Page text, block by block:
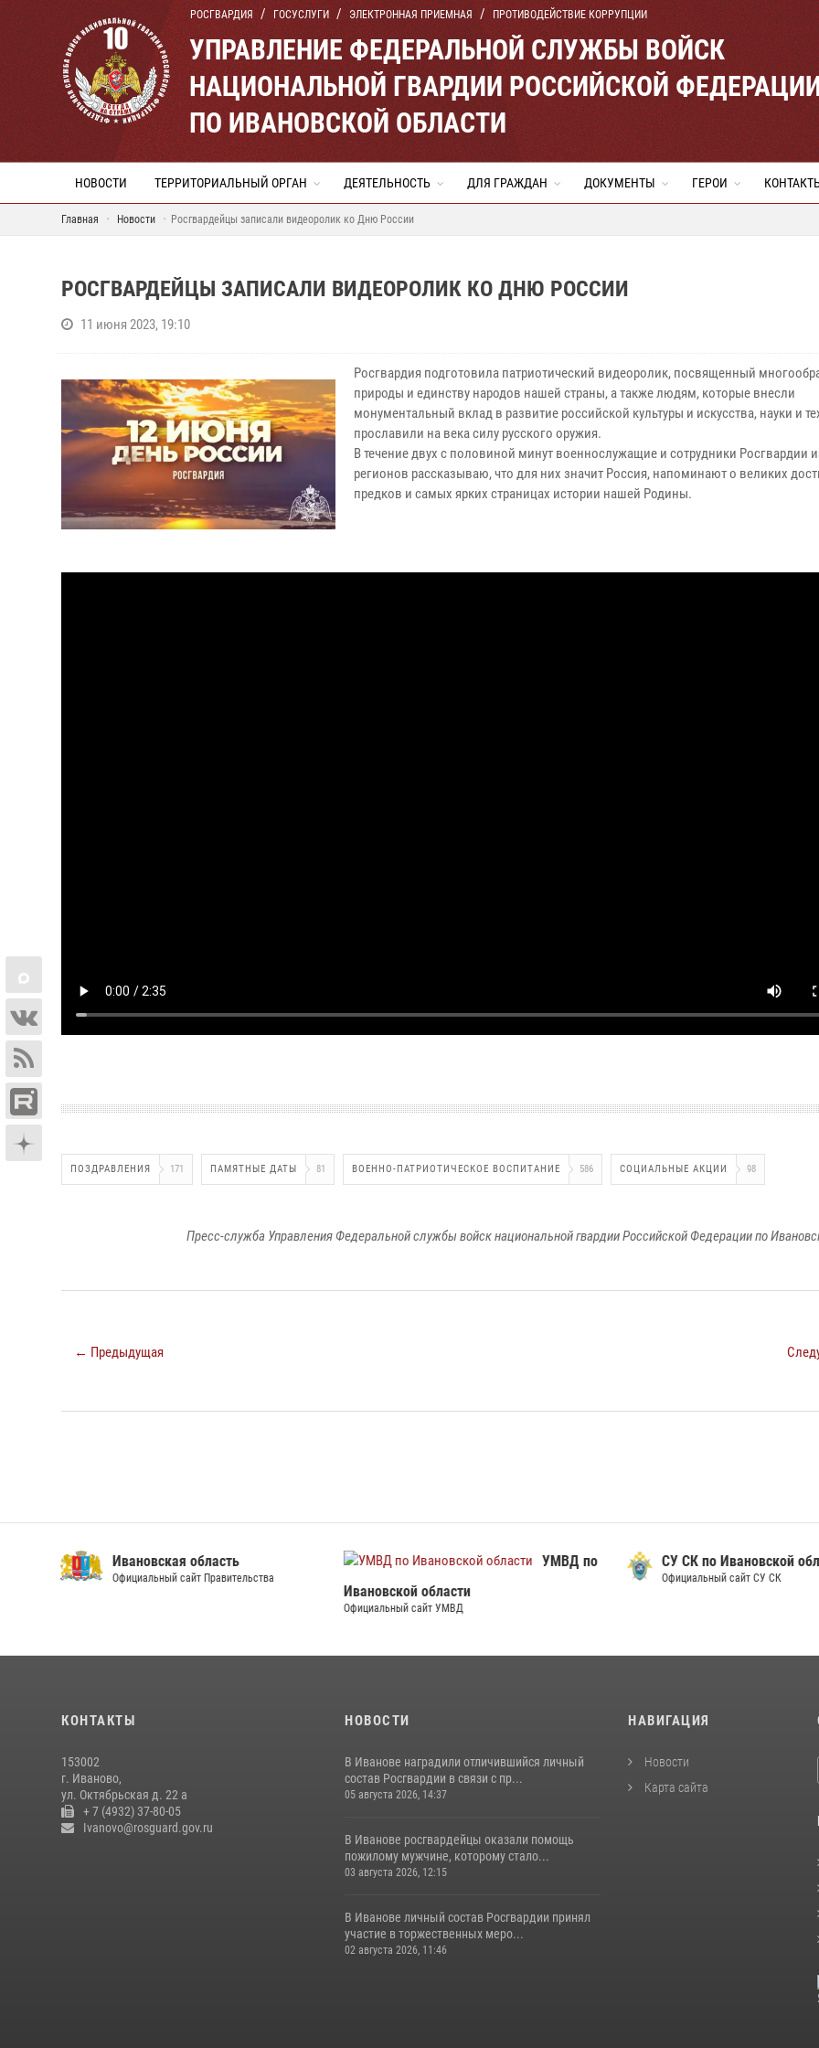
РОСГВАРДИЯ ГОСУСЛУГИ ЭЛЕКТРОННАЯ ПРИЕМНАЯ ПРОТИВОДЕЙСТВИЕ КОРРУПЦИИ
УПРАВЛЕНИЕ ФЕДЕРАЛЬНОЙ СЛУЖБЫ ВОЙСК
НАЦИОНАЛЬНОЙ ГВАРДИИ РОССИЙСКОЙ
ПО ИВАНОВСКОЙ ОБЛАСТИ
НОВОСТИ ТЕРРИТОРИАЛЬНЫЙ ОРГАН ДЕЯТЕЛЬНОСТЬ ДЛЯ ГРАЖДАН ДОКУМЕНТЫ ГЕРОИ
Главная Новости Росгвардейцы записали видеоролик ко Дню России
РОСГВАРДЕЙЦЫ ЗАПИСАЛИ ВИДЕОРОЛИК КО ДНЮ РОССИИ
11 июня 2023, 19:10
Росгвардия подготовила патриотический видеоролик, посвященный
природы и единству народов нашей страны, а также людям, которые внесли
монументальный вклад в развитие российской культуры и искусства, науки и
прославили на века силу русского оружия.
В течение двух с половиной минут военнослужащие и сотрудники Росгвардии
регионов рассказываю, что для них значит Россия, напоминают о великих
предков и самых ярких страницах истории нашей Родины.
ПОЗДРАВЛЕНИЯ 171 ПАМЯТНЫЕ ДАТЫ 81 ВОЕННО-ПАТРИОТИЧЕСКОЕ ВОСПИТАНИЕ 586 СОЦИАЛЬНЫЕ АКЦИИ 98
Пресс-служба Управления Федеральной службы войск национальной гвардии Российской Федерации по
← Предыдущая
Ивановская область
Официальный сайт Правительства
УМВД по
Ивановской области
Официальный сайт УМВД
СУ СК по Ивановской
Официальный сайт СУ СК
КОНТАКТЫ
153002
г. Иваново,
ул. Октябрьская д. 22 а
+ 7 (4932) 37-80-05
Ivanovo@rosguard.gov.ru
НОВОСТИ
В Иванове наградили отличившийся личный
состав Росгвардии в связи с пр...
05 августа 2026, 14:37
В Иванове росгвардейцы оказали помощь
пожилому мужчине, которому стало...
03 августа 2026, 12:15
В Иванове личный состав Росгвардии принял
участие в торжественных меро...
02 августа 2026, 11:46
НАВИГАЦИЯ
Новости
Карта сайта